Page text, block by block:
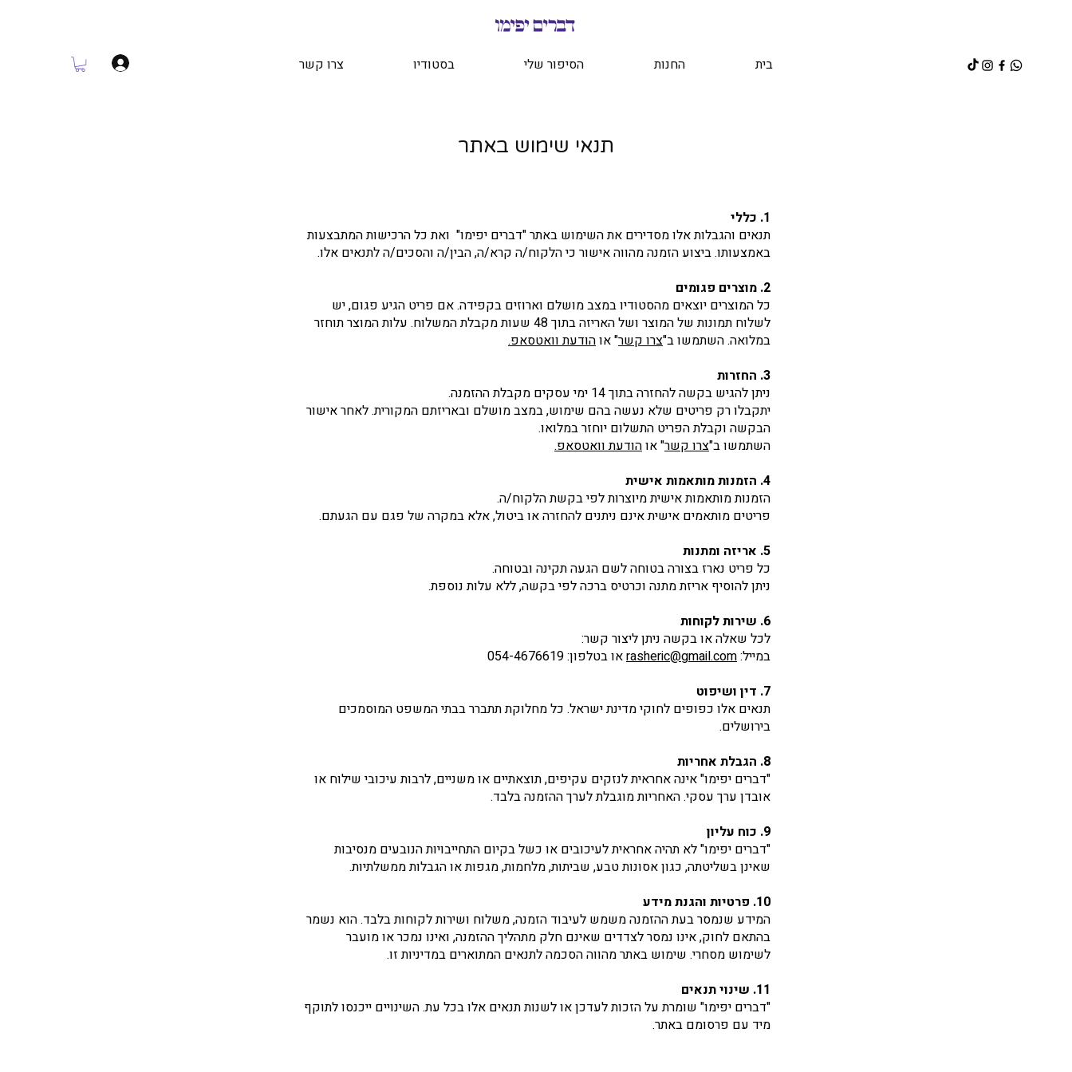
בית החנות הסיפור שלי בסטודיו צרו קשר
תנאי שימוש באתר
1. כללי
תנאים והגבלות אלו מסדירים את השימוש באתר "דברים יפימו" ואת כל הרכישות המתבצעות
באמצעותו. ביצוע הזמנה מהווה אישור כי הלקוח/ה קרא/ה, הבין/ה והסכים/ה לתנאים אלו.
2. מוצרים פגומים
כל המוצרים יוצאים מהסטודיו במצב מושלם וארוזים בקפידה. אם פריט הגיע פגום, יש
לשלוח תמונות של המוצר ושל האריזה בתוך 48 שעות מקבלת המשלוח. עלות המוצר תוחזר
במלואה. השתמשו ב"צרו קשר" אוהודעת וואטסאפ.
3. החזרות
ניתן להגיש בקשה להחזרה בתוך 14 ימי עסקים מקבלת ההזמנה.
יתקבלו רק פריטים שלא נעשה בהם שימוש, במצב מושלם ובאריזתם המקורית. לאחר אישור
הבקשה וקבלת הפריט התשלום יוחזר במלואו.
השתמשו ב"צרו קשר" אוהודעת וואטסאפ.
4. הזמנות מותאמות אישית
הזמנות מותאמות אישית מיוצרות לפי בקשת הלקוח/ה.
פריטים מותאמים אישית אינם ניתנים להחזרה או ביטול, אלא במקרה של פגם עם הגעתם.
5. אריזה ומתנות
כל פריט נארז בצורה בטוחה לשם הגעה תקינה ובטוחה.
ניתן להוסיף אריזת מתנה וכרטיס ברכה לפי בקשה, ללא עלות נוספת.
6. שירות לקוחות
לכל שאלה או בקשה ניתן ליצור קשר:
במייל:rasheric@gmail.comאו בטלפון: 054-4676619
7. דין ושיפוט
תנאים אלו כפופים לחוקי מדינת ישראל. כל מחלוקת תתברר בבתי המשפט המוסמכים
בירושלים.
8. הגבלת אחריות
"דברים יפימו" אינה אחראית לנזקים עקיפים, תוצאתיים או משניים, לרבות עיכובי שילוח או
אובדן ערך עסקי. האחריות מוגבלת לערך ההזמנה בלבד.
9. כוח עליון
"דברים יפימו" לא תהיה אחראית לעיכובים או כשל בקיום התחייבויות הנובעים מנסיבות
שאינן בשליטתה, כגון אסונות טבע, שביתות, מלחמות, מגפות או הגבלות ממשלתיות.
10. פרטיות והגנת מידע
המידע שנמסר בעת ההזמנה משמש לעיבוד הזמנה, משלוח ושירות לקוחות בלבד. הוא נשמר
בהתאם לחוק, אינו נמסר לצדדים שאינם חלק מתהליך ההזמנה, ואינו נמכר או מועבר
לשימוש מסחרי. שימוש באתר מהווה הסכמה לתנאים המתוארים במדיניות זו.
11. שינוי תנאים
"דברים יפימו" שומרת על הזכות לעדכן או לשנות תנאים אלו בכל עת. השינויים ייכנסו לתוקף
מיד עם פרסומם באתר.